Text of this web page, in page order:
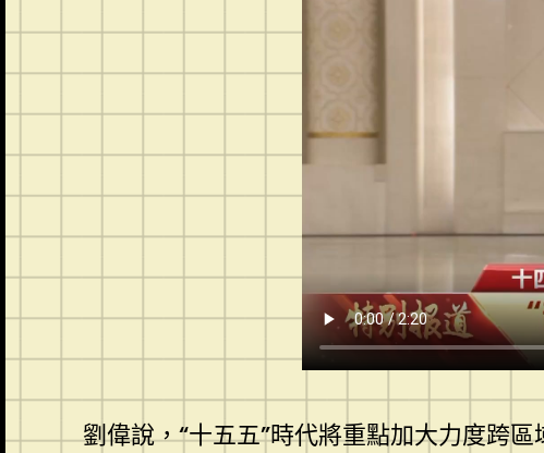
劉偉說，“十五五”時代將重點加大力度跨